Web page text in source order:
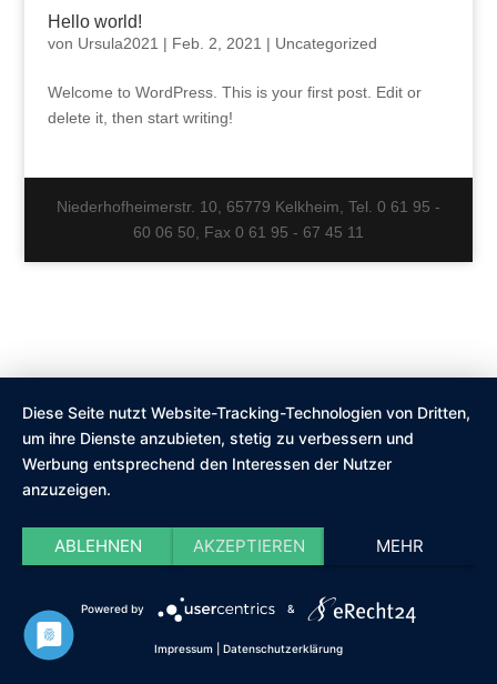
Hello world!
von Ursula2021 | Feb. 2, 2021 | Uncategorized
Welcome to WordPress. This is your first post. Edit or
delete it, then start writing!
Niederhofheimerstr. 10, 65779 Kelkheim, Tel. 0 61 95 -
60 06 50, Fax 0 61 95 - 67 45 11
Diese Seite nutzt Website-Tracking-Technologien von Dritten,
um ihre Dienste anzubieten, stetig zu verbessern und
Werbung entsprechend den Interessen der Nutzer
anzuzeigen.
ABLEHNEN AKZEPTIEREN MEHR
Powered by &
Impressum Datenschutzerklärung